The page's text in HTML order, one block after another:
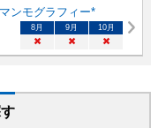
ンモグラフィー*
8 月 9 月 10月
× × ×